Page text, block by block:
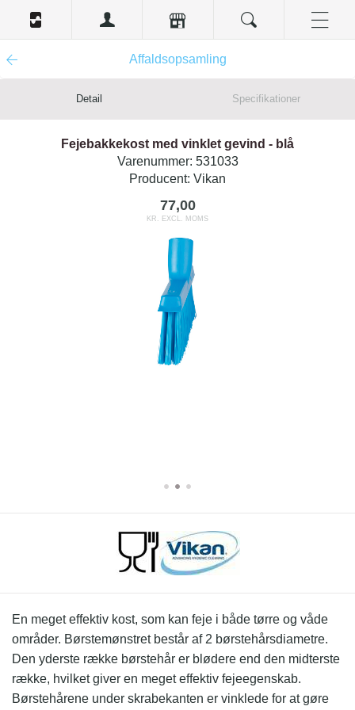
Affaldsopsamling
Detail Specifikationer
Fejebakkekost med vinklet gevind - blå
Varenummer: 531033
Producent: Vikan
77,00
KR. EXCL. MOMS
En meget effektiv kost, som kan feje i både tørre og våde
områder. Børstemønstret består af 2 børstehårsdiametre.
Den yderste række børstehår er blødere end den midterste
række, hvilket giver en meget effektiv fejeegenskab.
Børstehårene under skrabekanten er vinklede for at gøre